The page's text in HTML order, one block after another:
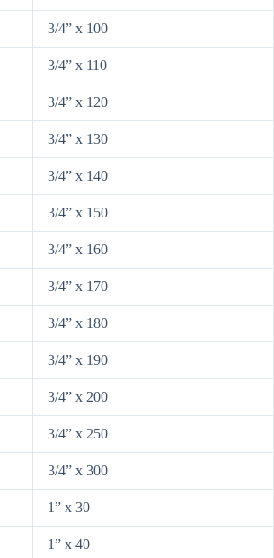
3/4” x 100
3/4” x 110
3/4” x 120
3/4” x 130
3/4” x 140
3/4” x 150
3/4” x 160
3/4” x 170
3/4” x 180
3/4” x 190
3/4” x 200
3/4” x 250
3/4” x 300
1” x 30
1” x 40